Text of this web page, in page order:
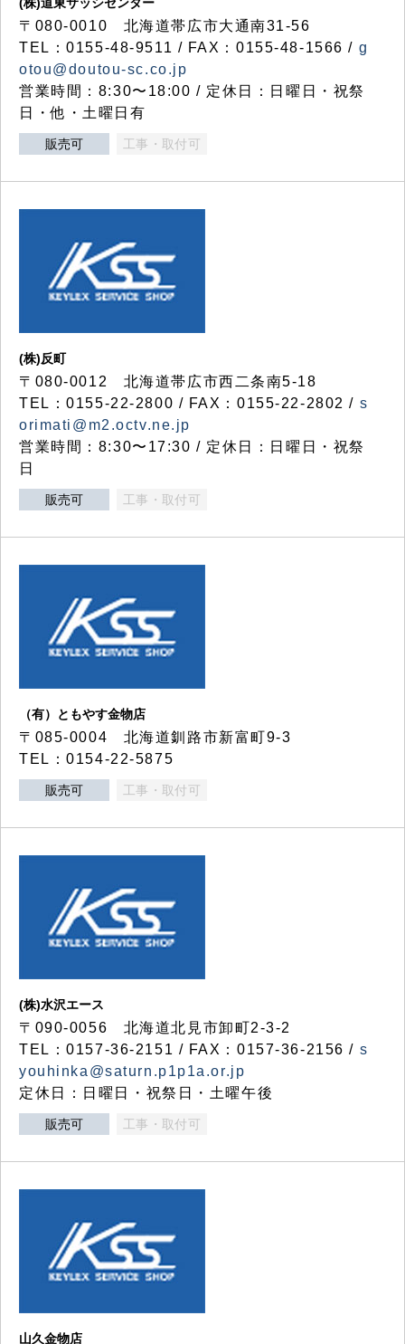
〒080-0010 北海道帯広市大通南31-56
TEL：0155-48-9511 / FAX：0155-48-1566 / g
otou@doutou-sc.co.jp
営業時間：8:30〜18:00 / 定休日：日曜日・祝祭
日・他・土曜日有
販売可 工事・取付可
(株)反町
〒080-0012 北海道帯広市西二条南5-18
TEL：0155-22-2800 / FAX：0155-22-2802 / s
orimati@m2.octv.ne.jp
営業時間：8:30〜17:30 / 定休日：日曜日・祝祭
日
販売可 工事・取付可
（有）ともやす金物店
〒085-0004 北海道釧路市新富町9-3
TEL：0154-22-5875
販売可 工事・取付可
(株)水沢エース
〒090-0056 北海道北見市卸町2-3-2
TEL：0157-36-2151 / FAX：0157-36-2156 / s
youhinka@saturn.p1p1a.or.jp
定休日：日曜日・祝祭日・土曜午後
販売可 工事・取付可
山久金物店